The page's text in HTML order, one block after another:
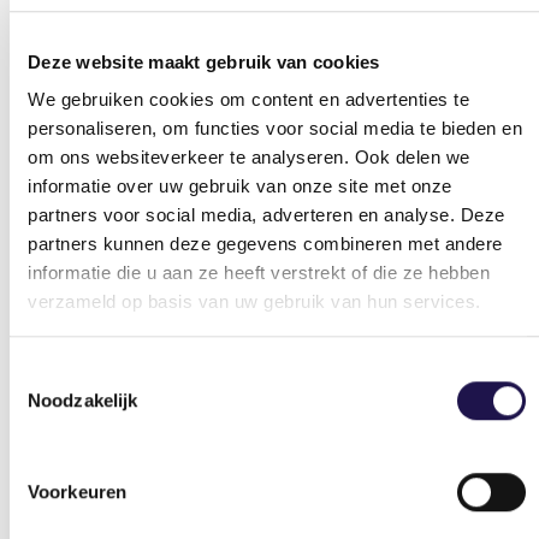
Deze website maakt gebruik van cookies
We gebruiken cookies om content en advertenties te
personaliseren, om functies voor social media te bieden en
om ons websiteverkeer te analyseren. Ook delen we
informatie over uw gebruik van onze site met onze
partners voor social media, adverteren en analyse. Deze
partners kunnen deze gegevens combineren met andere
informatie die u aan ze heeft verstrekt of die ze hebben
verzameld op basis van uw gebruik van hun services.
Noodzakelijk
Voorkeuren
en dat dat ook gewoon nog kan als je
inzicht. Niet zozeer voor jophoppers, die toch wel
aan hun cv werken, maar juist voor werknemers
die al lange periode voor één baas werken. ‘Ik zit
wel comfortabel’, hoor ik vaak. Maar banen
veranderen. Het mooie van deze regeling is dat
het heel praktisch is. In plaats van werknemers
allerlei ingewikkelde kortingen te geven via de
belasting, schijnt dit een stuk makkelijker te zijn.
Dat is belangrijk, want het geld moet
terechtkomen bij de mensen die scholing het
werknemers duurzamer inzetbaar te maken,
vinden, waar ze gelukkig van worden. De tijd is